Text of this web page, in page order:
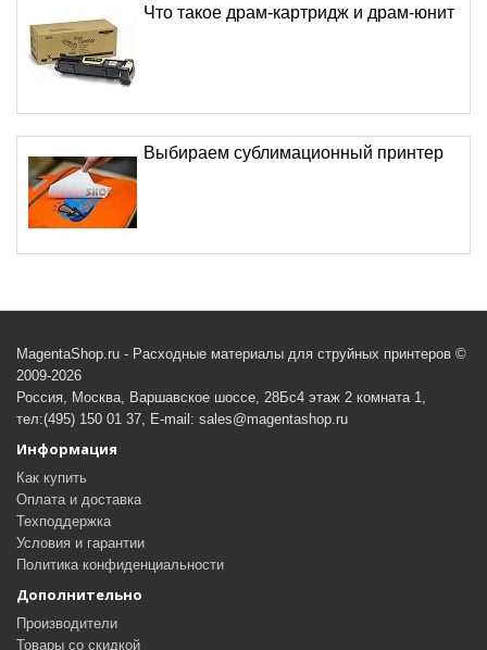
Что такое драм-картридж и драм-юнит
Выбираем сублимационный принтер
MagentaShop.ru - Расходные материалы для струйных принтеров ©
2009-2026
Россия, Москва, Варшавское шоссе, 28Бс4 этаж 2 комната 1,
тел:(495) 150 01 37, E-mail: sales@magentashop.ru
Информация
Как купить
Оплата и доставка
Техподдержка
Условия и гарантии
Политика конфиденциальности
Дополнительно
Производители
Товары со скидкой